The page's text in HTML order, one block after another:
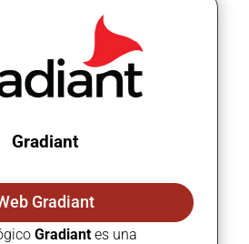
Gradiant
Gradiant
Gradiantes una